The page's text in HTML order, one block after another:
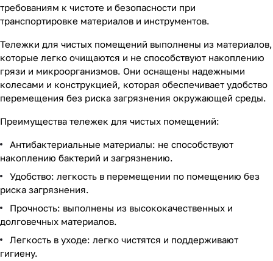
требованиям к чистоте и безопасности при
транспортировке материалов и инструментов.
Тележки для чистых помещений выполнены из материалов,
которые легко очищаются и не способствуют накоплению
грязи и микроорганизмов. Они оснащены надежными
колесами и конструкцией, которая обеспечивает удобство
перемещения без риска загрязнения окружающей среды.
Преимущества тележек для чистых помещений:
Антибактериальные материалы: не способствуют
накоплению бактерий и загрязнению.
Удобство: легкость в перемещении по помещению без
риска загрязнения.
Прочность: выполнены из высококачественных и
долговечных материалов.
Легкость в уходе: легко чистятся и поддерживают
гигиену.